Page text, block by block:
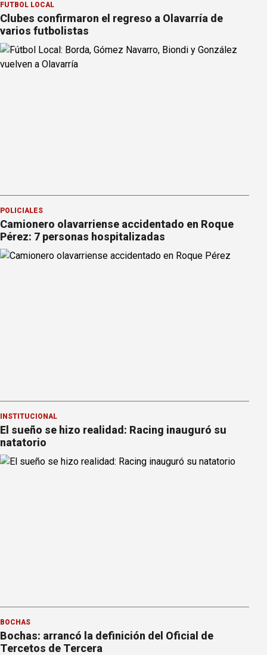
FÚTBOL LOCAL
Clubes confirmaron el regreso a Olavarría de
varios futbolistas
POLICIALES
Camionero olavarriense accidentado en Roque
Pérez: 7 personas hospitalizadas
INSTITUCIONAL
El sueño se hizo realidad: Racing inauguró su
natatorio
BOCHAS
Bochas: arrancó la definición del Oficial de
Tercetos de Tercera